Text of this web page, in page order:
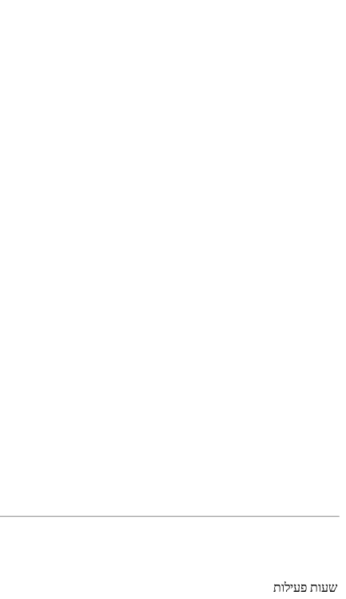
שעות פעילות